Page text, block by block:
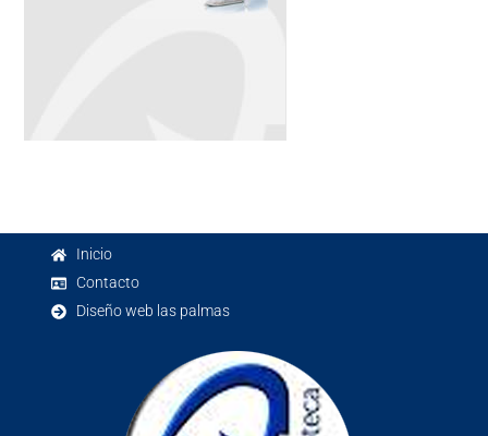
Inicio
Contacto
Diseño web las palmas